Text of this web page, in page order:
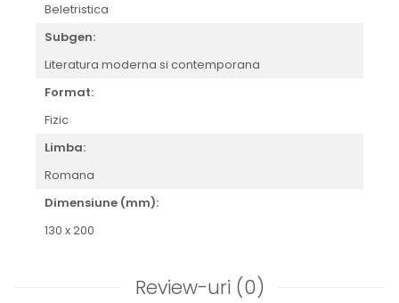
Beletristica
Subgen:
Literatura moderna si contemporana
Format:
Fizic
Limba:
Romana
Dimensiune (mm):
130 x 200
Review-uri (0)